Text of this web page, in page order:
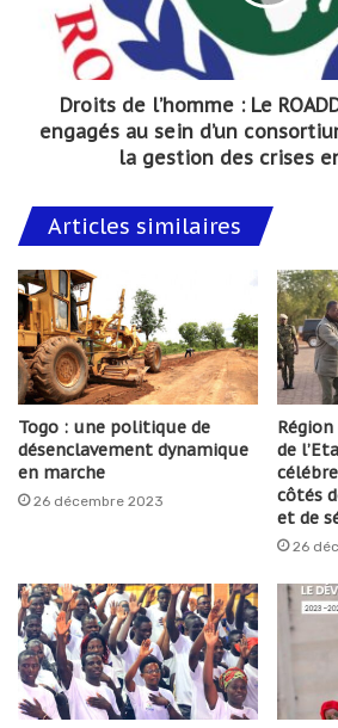
Droits de l’homme : Le
engagés au sein d’un
la gestion des crises
Articles similaires
Togo : une politique de
désenclavement dynamique
en marche
26 décembre 2023
de
côtés
et de
26